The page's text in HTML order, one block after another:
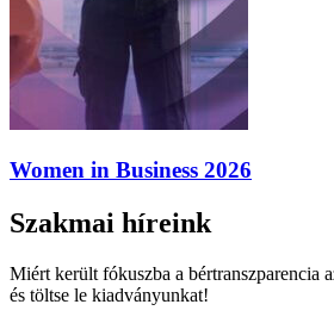
Women in Business 2026
Szakmai híreink
Miért került fókuszba a bértranszparencia
és töltse le kiadványunkat!